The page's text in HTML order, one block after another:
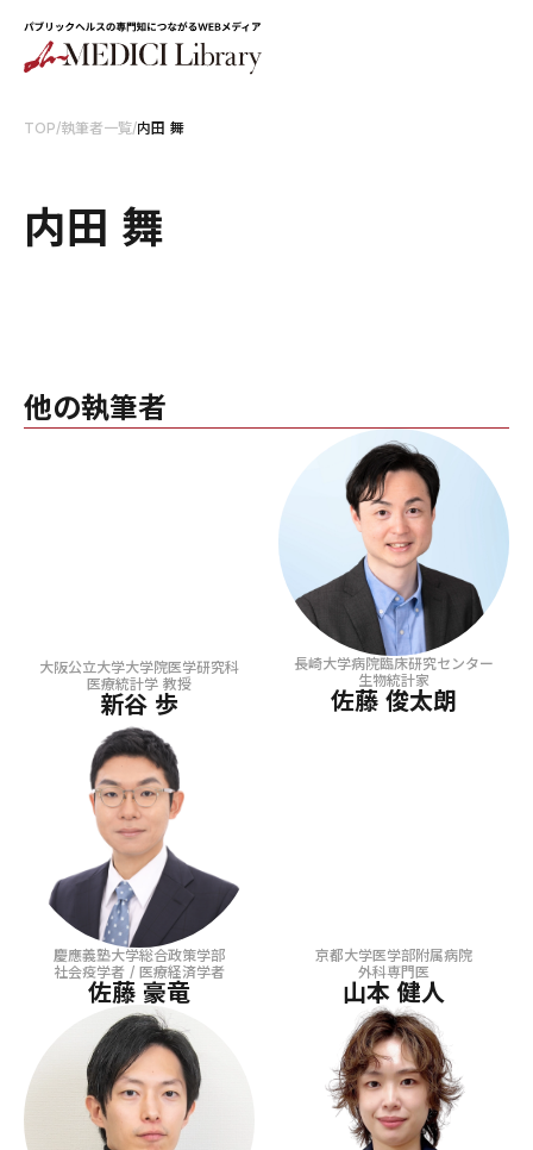
TOP/執筆者一覧/内田 舞
内田 舞
他の執筆者
大阪公立大学大学院医学研究科
医療統計学 教授
新谷 歩
長崎大学病院臨床研究センター
生物統計家
佐藤 俊太朗
慶應義塾大学総合政策学部
社会疫学者 / 医療経済学者
佐藤 豪竜
京都大学医学部附属病院
外科専門医
山本 健人